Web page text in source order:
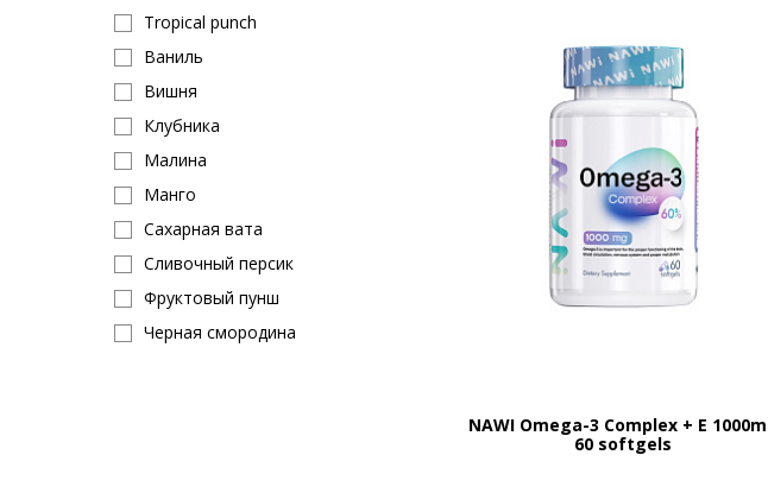
Tropical punch
Ваниль
Вишня
Клубника
Малина
Манго
Сахарная вата
Сливочный персик
Фруктовый пунш
Черная смородина
NAWI Omega-3 Complex + E
60 softgels